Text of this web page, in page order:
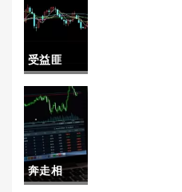
国际期货
（期货交
易成本与
优惠政策
解析）
受益匪
浅！白银
期货手续
费(帮助投
资者更好
奔走相